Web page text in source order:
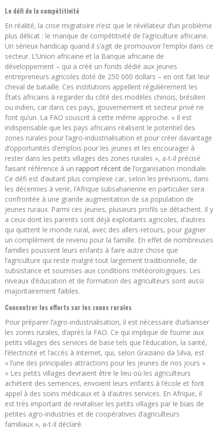
Le défi de la compétitivité
En réalité, la crise migratoire n’est que le révélateur d’un problème
plus délicat : le manque de compétitivité de l’agriculture africaine.
Un sérieux handicap quand il s’agit de promouvoir l’emploi dans ce
secteur. L’Union africaine et la Banque africaine de
développement – qui a créé un fonds dédié aux jeunes
entrepreneurs agricoles doté de 250 000 dollars – en ont fait leur
cheval de bataille. Ces institutions appellent régulièrement les
États africains à regarder du côté des modèles chinois, brésilien
ou indien, car dans ces pays, gouvernement et secteur privé ne
font qu’un. La FAO souscrit à cette même approche. « Il est
indispensable que les pays africains réalisent le potentiel des
zones rurales pour l’agro-industrialisation et pour créer davantage
d’opportunités d’emplois pour les jeunes et les encourager à
rester dans les petits villages des zones rurales », a-t-il précisé
faisant référence à un rapport récent de l’organisation mondiale.
Ce défi est d’autant plus complexe car, selon les prévisions, dans
les décennies à venir, l’Afrique subsaharienne en particulier sera
confrontée à une grande augmentation de sa population de
jeunes ruraux. Parmi ces jeunes, plusieurs profils se détachent. Il y
a ceux dont les parents sont déjà exploitants agricoles, d’autres
qui quittent le monde rural, avec des allers-retours, pour gagner
un complément de revenu pour la famille. En effet de nombreuses
familles poussent leurs enfants à faire autre chose que
l’agriculture qui reste malgré tout largement traditionnelle, de
subsistance et soumises aux conditions météorologiques. Les
niveaux d’éducation et de formation des agriculteurs sont aussi
majoritairement faibles.
Concentrer les efforts sur les zones rurales
Pour préparer l’agro-industrialisation, il est nécessaire d’urbaniser
les zones rurales, d’après la FAO. Ce qui implique de fournir aux
petits villages des services de base tels que l’éducation, la santé,
l’électricité et l’accès à Internet, qui, selon Graziano da Silva, est
« l’une des principales attractions pour les jeunes de nos jours ».
« Les petits villages devraient être le lieu où les agriculteurs
achètent des semences, envoient leurs enfants à l’école et font
appel à des soins médicaux et à d’autres services. En Afrique, il
est très important de revitaliser les petits villages par le biais de
petites agro-industries et de coopératives d’agriculteurs
familiaux », a-t-il déclaré.